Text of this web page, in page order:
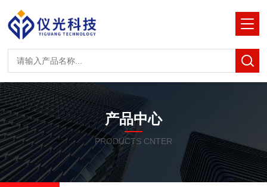
产品中心
PRODUCTS CNTER